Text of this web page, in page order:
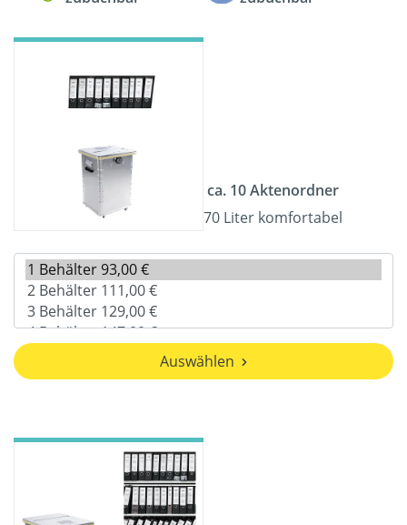
ca. 10 Aktenordner
70 Liter komfortabel
Auswählen